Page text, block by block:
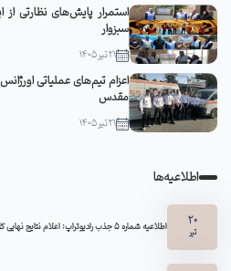
استمرار پایش‌های نظارتی
سبزوار
21 تیر 1405
اعزام تیم‌های عملیاتی
مقدس
21 تیر 1405
اطلاعیه‌ها
20
تیر اطلاعیه شماره 5 جذب رادیوتراپ: اعلام نتایج نهایی کارشناس رادیوتراپی